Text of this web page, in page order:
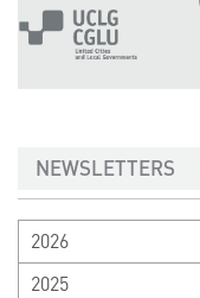
NEWSLETTERS
2026
2025